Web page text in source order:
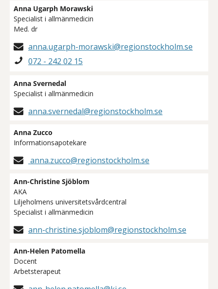
Anna Ugarph Morawski
Specialist i allmänmedicin
Med. dr
anna.ugarph-morawski@regionstockholm.se
072 - 242 02 15
Anna Svernedal
Specialist i allmänmedicin
anna.svernedal@regionstockholm.se
Anna Zucco
Informationsapotekare
anna.zucco@regionstockholm.se
Ann-Christine Sjöblom
AKA
Liljeholmens universitetsvårdcentral
Specialist i allmänmedicin
ann-christine.sjoblom@regionstockholm.se
Ann-Helen Patomella
Docent
Arbetsterapeut